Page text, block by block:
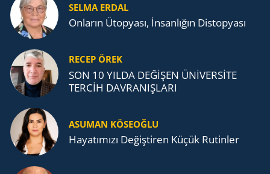
SELMA ERDAL
Onların Ütopyası, İnsanlığın Distopyası
RECEP ÖREK
SON 10 YILDA DEĞİŞEN ÜNİVERSİTE
TERCİH DAVRANIŞLARI
ASUMAN KÖSEOĞLU
Ha­ya­tı­mı­zı De­ğiş­ti­ren Küçük Ru­tin­ler